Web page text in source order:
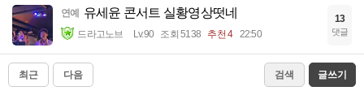
연예 유세윤 콘서트 실황영상떳네
드라고노브 Lv.90 조회 5138 추천 4 22:50
13
댓글
최근 다음 검색 글쓰기